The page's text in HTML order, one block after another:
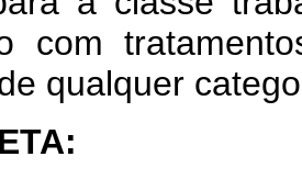
com
qualquer